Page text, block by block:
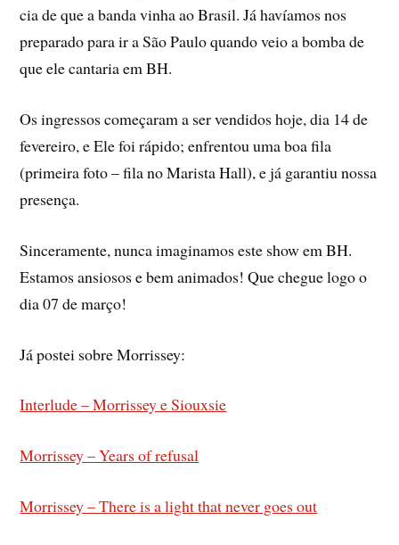
cia de que a banda vinha ao Brasil. Já haví­amos nos
preparado para ir a São Paulo quando veio a bomba de
que ele cantaria em BH.
Os ingressos começaram a ser vendidos hoje, dia 14 de
fevereiro, e Ele foi rápido; enfrentou uma boa fila
(primeira foto – fila no Marista Hall), e já garantiu nossa
presença.
Sinceramente, nunca imaginamos este show em BH.
Estamos ansiosos e bem animados! Que chegue logo o
dia 07 de março!
Já postei sobre Morrissey:
Interlude – Morrissey e Siouxsie
Morrissey – Years of refusal
Morrissey – There is a light that never goes out